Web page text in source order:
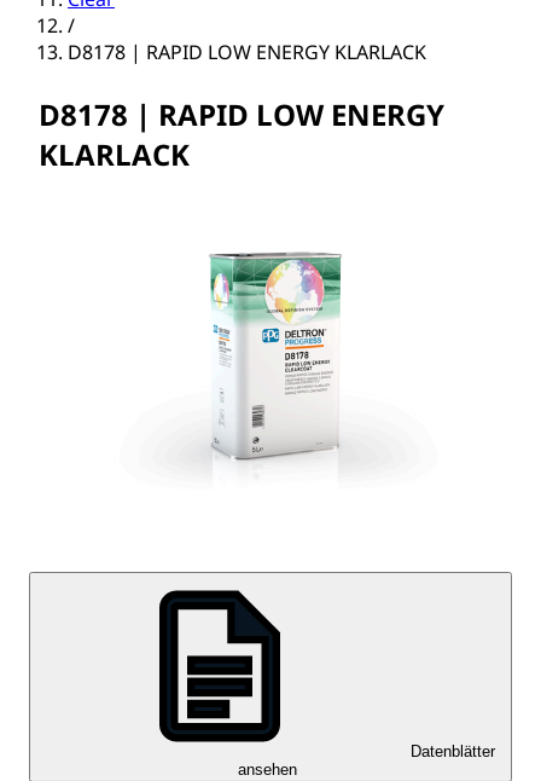
/
D8178 | RAPID LOW ENERGY KLARLACK
D8178 | RAPID LOW ENERGY
KLARLACK
Datenblätter
ansehen